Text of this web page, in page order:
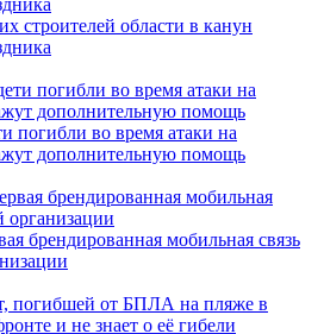
строителей области в канун
погибли во время атаки на
дополнительную помощь
брендированная мобильная связь